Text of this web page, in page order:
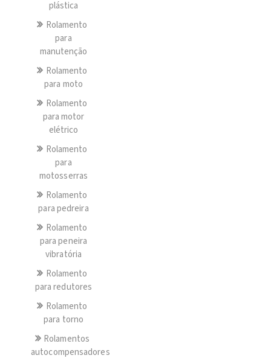
plástica
Rolamento
para
manutenção
Rolamento
para moto
Rolamento
para motor
elétrico
Rolamento
para
motosserras
Rolamento
para pedreira
Rolamento
para peneira
vibratória
Rolamento
para redutores
Rolamento
para torno
Rolamentos
autocompensadores